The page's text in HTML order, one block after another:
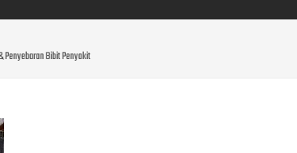
Penyebaran Bibit Penyakit